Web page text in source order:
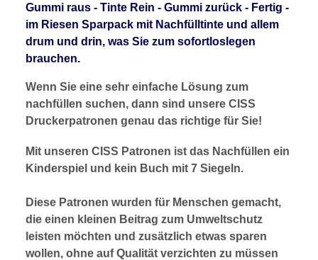
Gummi raus - Tinte Rein - Gummi zurück - Fertig -
im Riesen Sparpack mit Nachfülltinte und allem
drum und drin, was Sie zum sofortloslegen
brauchen.
Wenn Sie eine sehr einfache Lösung zum
nachfüllen suchen, dann sind unsere CISS
Druckerpatronen genau das richtige für Sie!
Mit unseren CISS Patronen ist das Nachfüllen ein
Kinderspiel und kein Buch mit 7 Siegeln.
Diese Patronen wurden für Menschen gemacht,
die einen kleinen Beitrag zum Umweltschutz
leisten möchten und zusätzlich etwas sparen
wollen, ohne auf Qualität verzichten zu müssen